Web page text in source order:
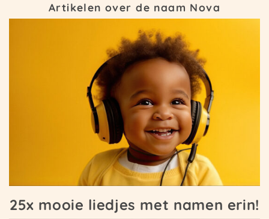
Artikelen over de naam Nova
25x mooie liedjes met namen erin!